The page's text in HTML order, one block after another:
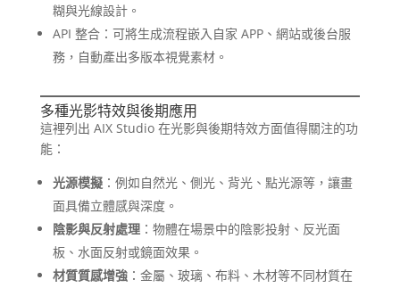
糊與光線設計。
API 整合：可將生成流程嵌入自家 APP、網站或後台服
務，自動產出多版本視覺素材。
多種光影特效與後期應用
這裡列出 AIX Studio 在光影與後期特效方面值得關注的功
能：
光源模擬：例如自然光、側光、背光、點光源等，讓畫
面具備立體感與深度。
陰影與反射處理：物體在場景中的陰影投射、反光面
板、水面反射或鏡面效果。
材質質感增強：金屬、玻璃、布料、木材等不同材質在